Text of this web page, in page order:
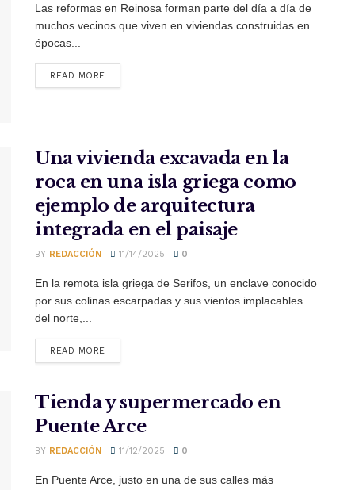
Las reformas en Reinosa forman parte del día a día de
muchos vecinos que viven en viviendas construidas en
épocas...
READ MORE
Una vivienda excavada en la
roca en una isla griega como
ejemplo de arquitectura
integrada en el paisaje
BY REDACCIÓN 11/14/2025 0
En la remota isla griega de Serifos, un enclave conocido
por sus colinas escarpadas y sus vientos implacables
del norte,...
READ MORE
Tienda y supermercado en
Puente Arce
BY REDACCIÓN 11/12/2025 0
En Puente Arce, justo en una de sus calles más